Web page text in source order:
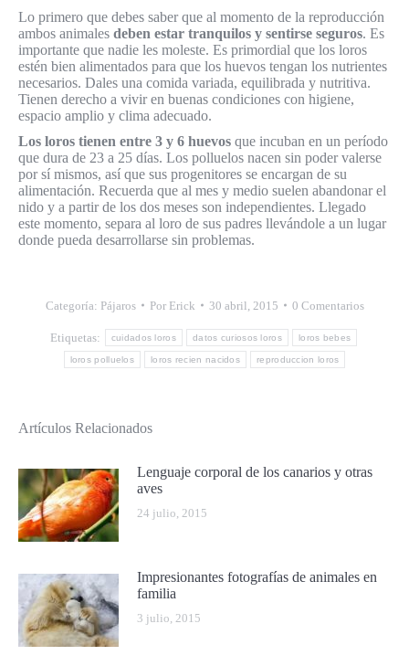
Lo primero que debes saber que al momento de la reproducción
ambos animales deben estar tranquilos y sentirse seguros. Es
importante que nadie les moleste. Es primordial que los loros
estén bien alimentados para que los huevos tengan los nutrientes
necesarios. Dales una comida variada, equilibrada y nutritiva.
Tienen derecho a vivir en buenas condiciones con higiene,
espacio amplio y clima adecuado.
Los loros tienen entre 3 y 6 huevos que incuban en un período
que dura de 23 a 25 días. Los polluelos nacen sin poder valerse
por sí mismos, así que sus progenitores se encargan de su
alimentación. Recuerda que al mes y medio suelen abandonar el
nido y a partir de los dos meses son independientes. Llegado
este momento, separa al loro de sus padres llevándole a un lugar
donde pueda desarrollarse sin problemas.
Categoría: Pájaros Por Erick 30 abril, 2015 0 Comentarios
Etiquetas: cuidados loros datos curiosos loros loros bebes
loros polluelos loros recien nacidos reproduccion loros
Artículos Relacionados
Lenguaje corporal de los canarios y otras
aves
24 julio, 2015
Impresionantes fotografías de animales en
familia
3 julio, 2015